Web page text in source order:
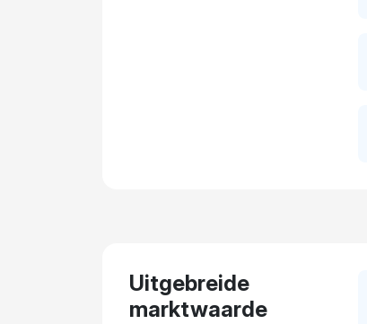
Uitgebreide
marktwaarde